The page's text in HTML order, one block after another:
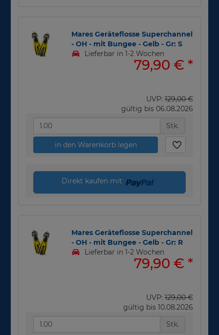
Mares Geräteflosse Superchannel
- OH - mit Bungee - Gelb - Gr: S
Lieferbar in 1-2 Wochen
79,90 € *
UVP:129,00 €
gültig bis 06.08.2026
Stk.
in den Warenkorb legen
Direkt kaufen mit
Mares Geräteflosse Superchannel
- OH - mit Bungee - Gelb - Gr: R
Lieferbar in 1-2 Wochen
79,90 € *
UVP:129,00 €
gültig bis 10.08.2026
Stk.